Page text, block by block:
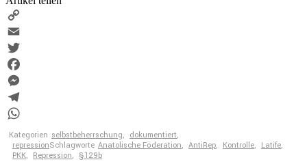
Copy
Link
Email
Twitter
Facebook
Messenger
Telegram
WhatsApp
Kategorien selbstbeherrschung, dokumentiert,
repressionSchlagworte Anatolische Föderation, AntiRep, Kontrolle, Latife,
PKK, Repression, §129b